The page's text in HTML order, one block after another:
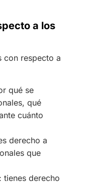
a los
con respecto a
qué se
qué
cuánto
derecho a
que
tienes derecho